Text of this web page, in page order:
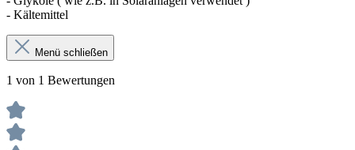
- Kältemittel
Menü schließen
1 von 1 Bewertungen